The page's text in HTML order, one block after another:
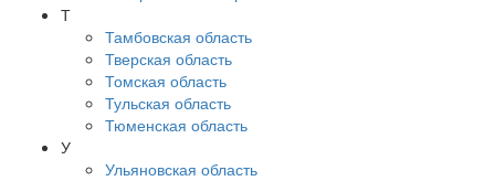
Т
Тамбовская область
Тверская область
Томская область
Тульская область
Тюменская область
У
Ульяновская область